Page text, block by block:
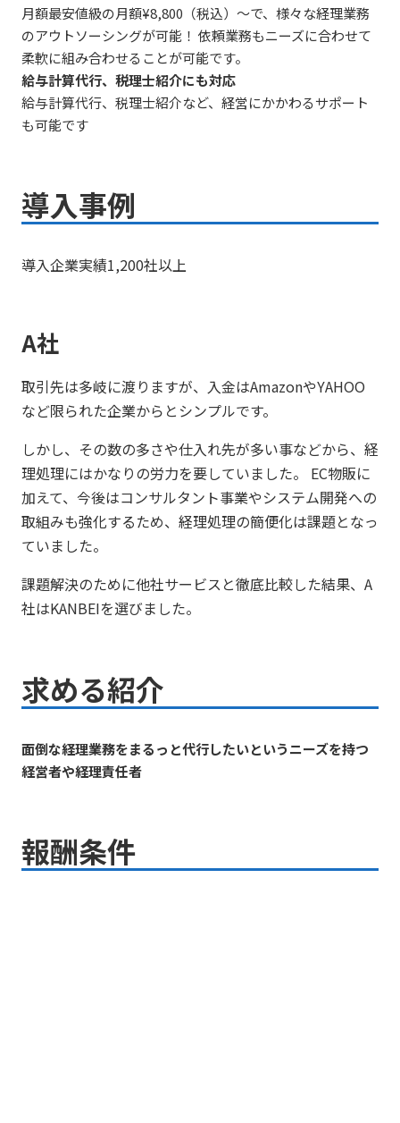
月額最安値級の月額¥8,800（税込）～で、様々な経理業務
のアウトソーシングが可能！ 依頼業務もニーズに合わせて
柔軟に組み合わせることが可能です。
給与計算代行、税理士紹介にも対応
給与計算代行、税理士紹介など、経営にかかわるサポート
も可能です
導入事例
導入企業実績1,200社以上
A社
取引先は多岐に渡りますが、入金はAmazonやYAHOO
など限られた企業からとシンプルです。
しかし、その数の多さや仕入れ先が多い事などから、経
理処理にはかなりの労力を要していました。 EC物販に
加えて、今後はコンサルタント事業やシステム開発への
取組みも強化するため、経理処理の簡便化は課題となっ
ていました。
課題解決のために他社サービスと徹底比較した結果、A
社はKANBEIを選びました。
求める紹介
面倒な経理業務をまるっと代行したいというニーズを持つ
経営者や経理責任者
報酬条件